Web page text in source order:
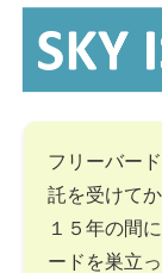
フリーバー
託を受けて
１５年の間
ードを巣立